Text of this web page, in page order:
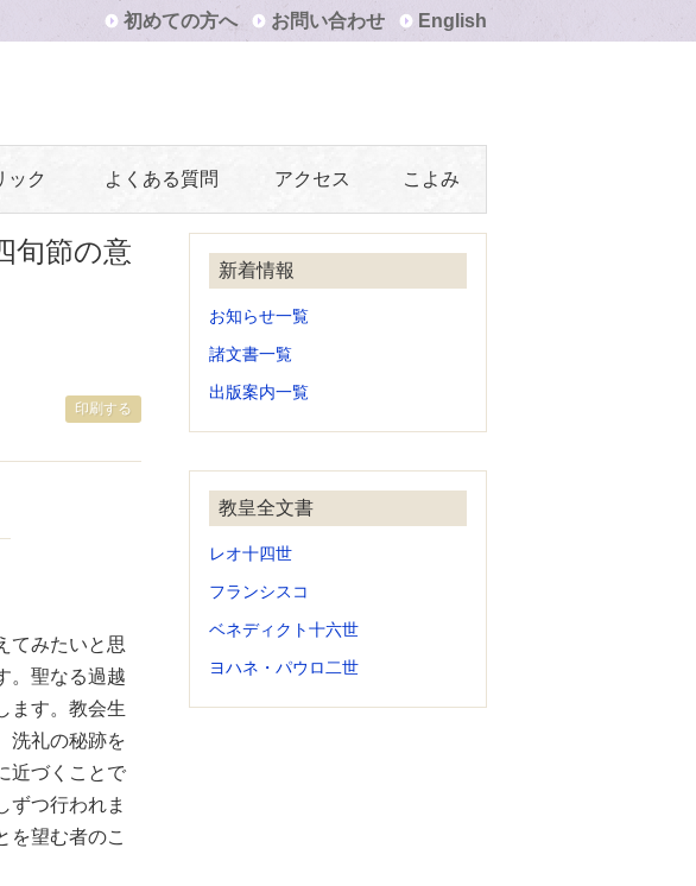
初めての方へ お問い合わせ English
ック よくある質問 アクセス こよみ
旬節の意
印刷する
てみたいと思
。聖なる過越
ます。教会生
洗礼の秘跡を
近づくことで
ずつ行われま
を望む者のこ
新着情報
お知らせ一覧
諸文書一覧
出版案内一覧
教皇全文書
レオ十四世
フランシスコ
ベネディクト十六世
ヨハネ・パウロ二世